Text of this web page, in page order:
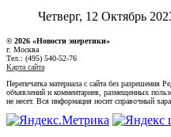
Четверг, 12 Октябрь
© 2026 «Новости энеретики»
г. Москва
Тел.: (495) 540-52-76
Карта сайта
Перепечатка материала с сайта без разрешения
объявлений и комментариев, размещенных
не несет. Вся информация носит справочный